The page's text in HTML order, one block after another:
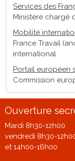
Services des
Ministère chargé
Mobilité
France Travail
international
Portail européen
Commission
Ouverture
Mardi 8h30-12h00
vendredi 8h30-
et 14h00-16h00